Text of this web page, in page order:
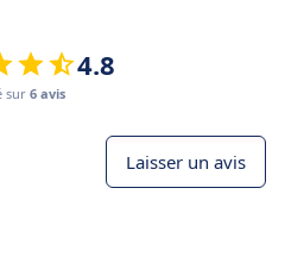
4.8
sur 6 avis
Laisser un avis